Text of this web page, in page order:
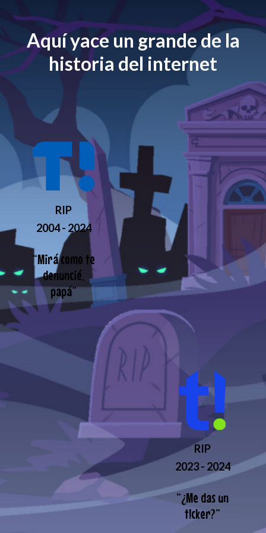
Aquí yace un grande de la
historia del internet
RIP
2004 - 2024
“Mirá como te
denuncié,
papá”
RIP
2023 - 2024
“¿Me das un
t!cker?”